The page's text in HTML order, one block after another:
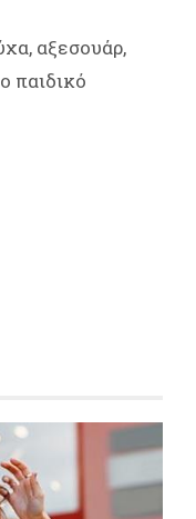
αξεσουάρ,
παιδικό